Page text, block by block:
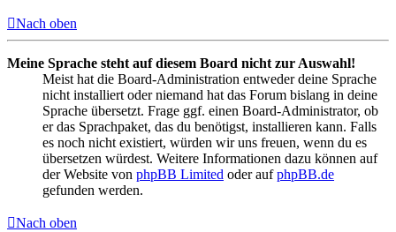
Nach oben
Meine Sprache steht auf diesem Board nicht zur Auswahl!
Meist hat die Board-Administration entweder deine Sprache
nicht installiert oder niemand hat das Forum bislang in deine
Sprache übersetzt. Frage ggf. einen Board-Administrator, ob
er das Sprachpaket, das du benötigst, installieren kann. Falls
es noch nicht existiert, würden wir uns freuen, wenn du es
übersetzen würdest. Weitere Informationen dazu können auf
der Website von phpBB Limited oder aufphpBB.de
gefunden werden.
Nach oben